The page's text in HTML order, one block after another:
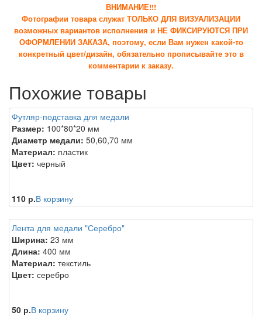
ВНИМАНИЕ!!!
Фотографии товара служат ТОЛЬКО ДЛЯ ВИЗУАЛИЗАЦИИ
возможных вариантов исполнения и НЕ ФИКСИРУЮТСЯ ПРИ
ОФОРМЛЕНИИ ЗАКАЗА, поэтому, если Вам нужен какой-то
конкретный цвет/дизайн, обязательно прописывайте это в
комментарии к заказу.
Похожие товары
Футляр-подставка для медали
Размер: 100*80*20 мм
Диаметр медали: 50,60,70 мм
Материал: пластик
Цвет: черный
110 р.В корзину
Лента для медали "Серебро"
Ширина: 23 мм
Длина: 400 мм
Материал: текстиль
Цвет: серебро
50 р.В корзину